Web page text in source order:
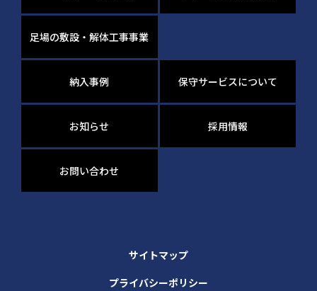
足場の敷設・解体工事事業
納入事例 保守サービスについて
お知らせ 採用情報
お問い合わせ
サイトマップ
プライバシーポリシー